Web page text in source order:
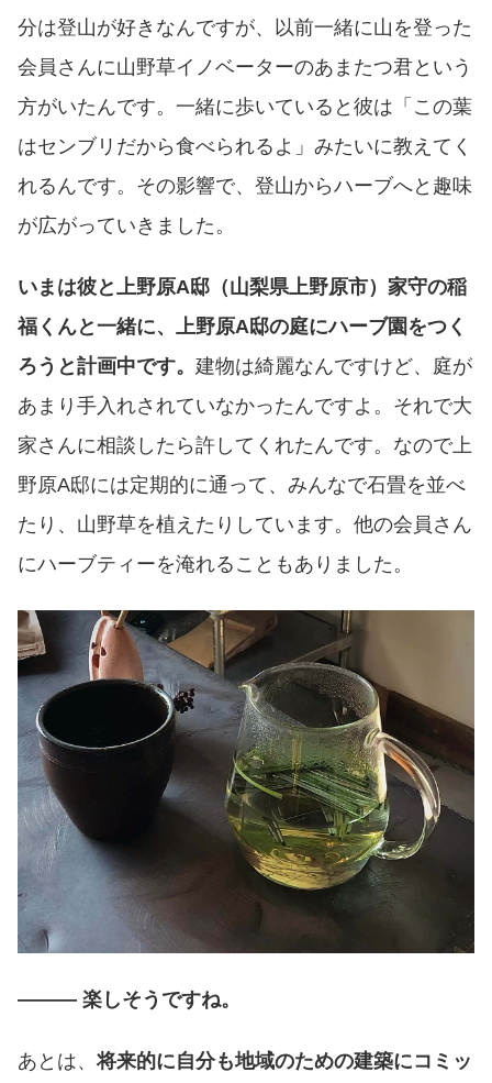
分は登山が好きなんですが、以前一緒に山を登った
会員さんに山野草イノベーターのあまたつ君という
方がいたんです。一緒に歩いていると彼は「この葉
はセンブリだから食べられるよ」みたいに教えてく
れるんです。その影響で、登山からハーブへと趣味
が広がっていきました。
いまは彼と上野原A邸（山梨県上野原市）家守の稲
福くんと一緒に、上野原A邸の庭にハーブ園をつく
ろうと計画中です。 建物は綺麗なんですけど、庭が
あまり手入れされていなかったんですよ。それで大
家さんに相談したら許してくれたんです。なので上
野原A邸には定期的に通って、みんなで石畳を並べ
たり、山野草を植えたりしています。他の会員さん
にハーブティーを淹れることもありました。
――― 楽しそうですね。
あとは、 将来的に自分も地域のための建築にコミッ